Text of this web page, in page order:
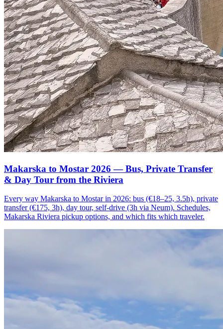
Makarska to Mostar 2026 — Bus, Private Transfer
& Day Tour from the Riviera
Every way Makarska to Mostar in 2026: bus (€18–25, 3.5h), private
transfer (€175, 3h), day tour, self-drive (3h via Neum). Schedules,
Makarska Riviera pickup options, and which fits which traveler.